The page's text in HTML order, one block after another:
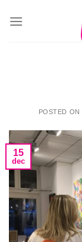
POSTED ON
15
dec